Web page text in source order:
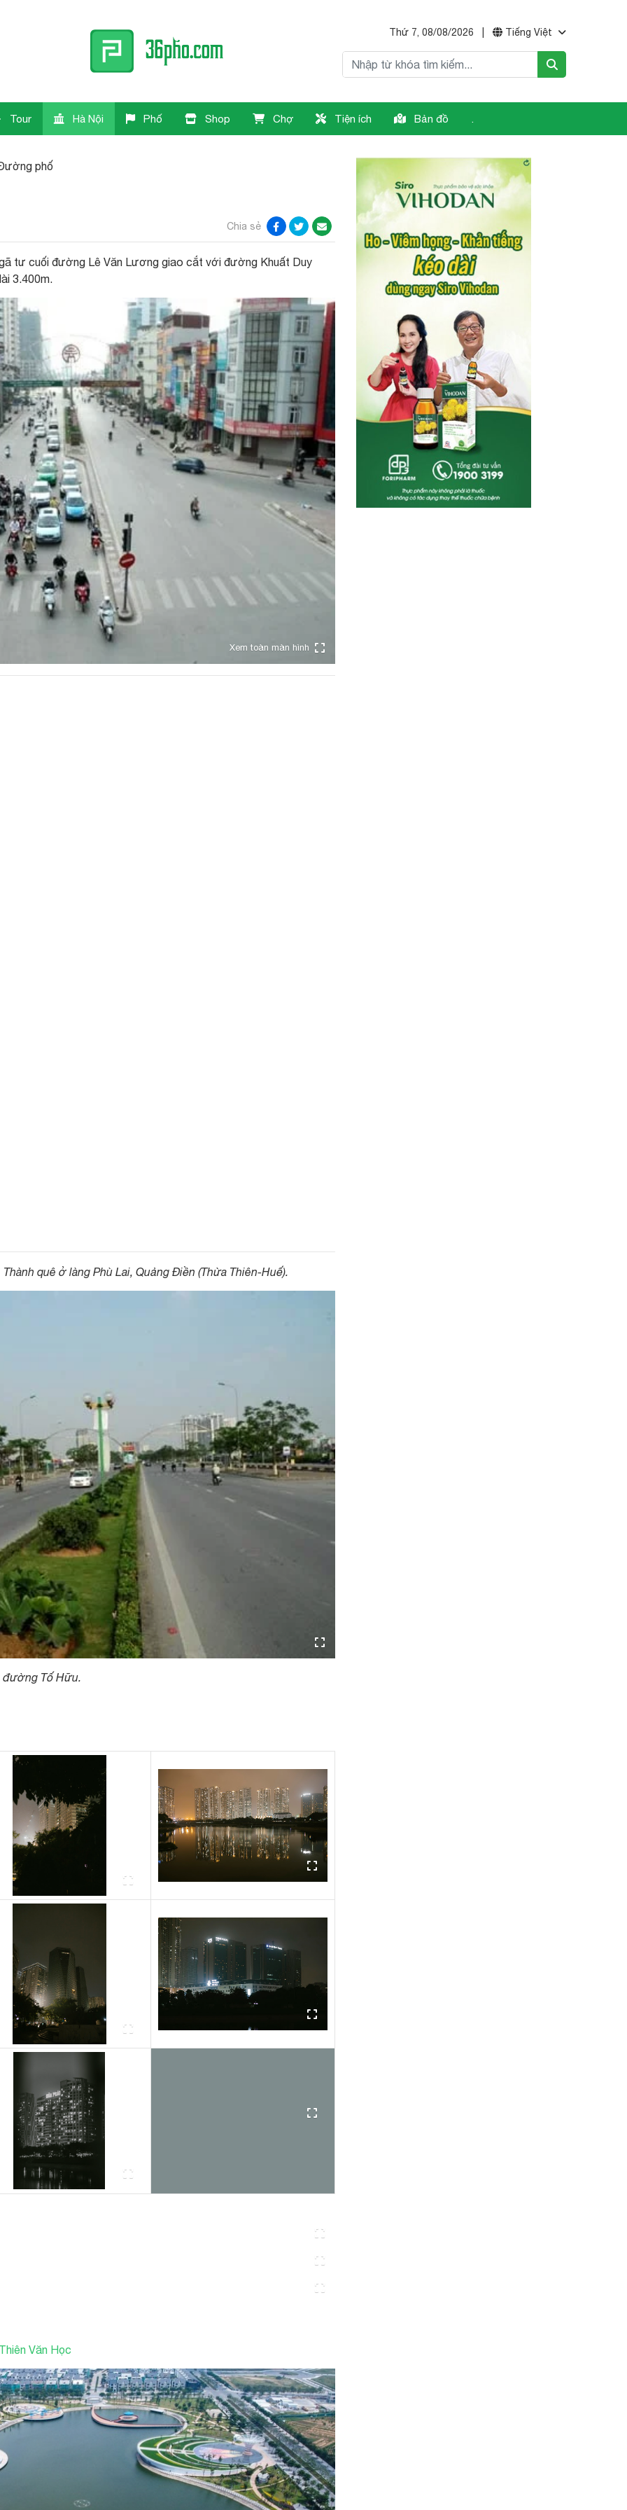
Thứ 7, 08/08/2026 Tiếng Việt
Tour Hà Nội Phố Shop Chợ Tiện ích Bản đồ .
phố
Chia sẻ
tư cuối đường Lê Văn Lương giao cắt với đường Khuất Duy
3.400m.
Xem toàn màn hình
quê ở làng Phù Lai, Quảng Điền (Thừa Thiên-Huế).
Tố Hữu.
Văn Học